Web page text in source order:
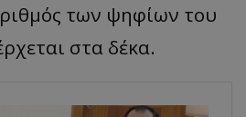
των ψηφίων του
στα δέκα.